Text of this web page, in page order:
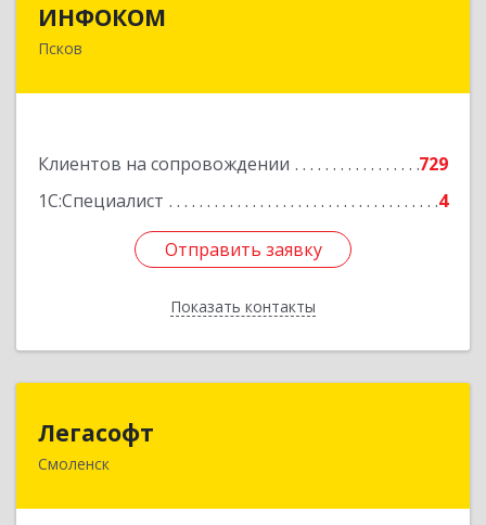
ИНФОКОМ
Псков
Клиентов на сопровождении
729
1С:Специалист
4
Отправить заявку
Показать контакты
180000, Псковская обл, Псков г, Советская ул,
Отправить заявку
Назад
Легасофт
Смоленск214018, Смоленская обл, Смоленск г, Ново-